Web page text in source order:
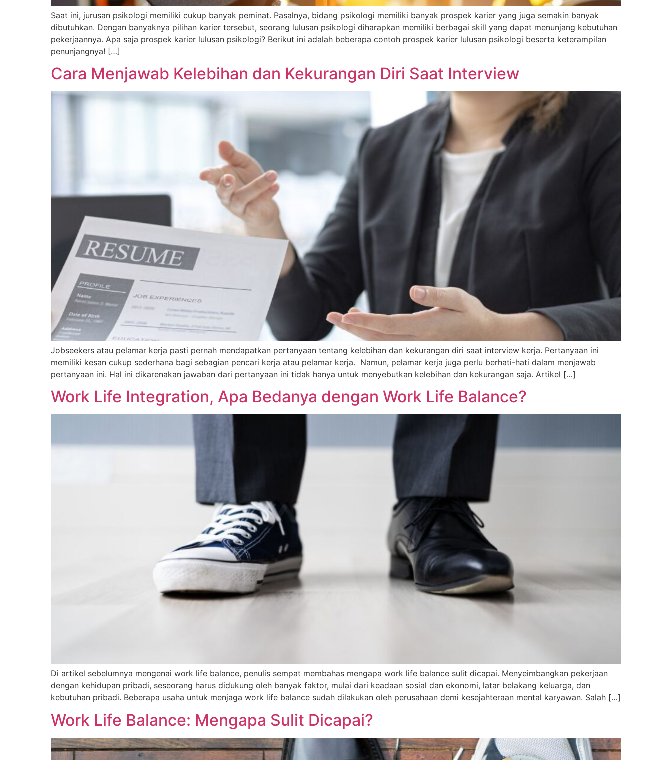
Saat ini, jurusan psikologi memiliki cukup banyak peminat. Pasalnya, bidang psikologi memiliki banyak prospek karier yang juga semakin banyak
dibutuhkan. Dengan banyaknya pilihan karier tersebut, seorang lulusan psikologi diharapkan memiliki berbagai skill yang dapat menunjang kebutuhan
pekerjaannya. Apa saja prospek karier lulusan psikologi? Berikut ini adalah beberapa contoh prospek karier lulusan psikologi beserta keterampilan
penunjangnya! […]
Cara Menjawab Kelebihan dan Kekurangan Diri Saat Interview
Jobseekers atau pelamar kerja pasti pernah mendapatkan pertanyaan tentang kelebihan dan kekurangan diri saat interview kerja. Pertanyaan ini
memiliki kesan cukup sederhana bagi sebagian pencari kerja atau pelamar kerja. Namun, pelamar kerja juga perlu berhati-hati dalam menjawab
pertanyaan ini. Hal ini dikarenakan jawaban dari pertanyaan ini tidak hanya untuk menyebutkan kelebihan dan kekurangan saja. Artikel […]
Work Life Integration, Apa Bedanya dengan Work Life Balance?
Di artikel sebelumnya mengenai work life balance, penulis sempat membahas mengapa work life balance sulit dicapai. Menyeimbangkan pekerjaan
dengan kehidupan pribadi, seseorang harus didukung oleh banyak faktor, mulai dari keadaan sosial dan ekonomi, latar belakang keluarga, dan
kebutuhan pribadi. Beberapa usaha untuk menjaga work life balance sudah dilakukan oleh perusahaan demi kesejahteraan mental karyawan. Salah […]
Work Life Balance: Mengapa Sulit Dicapai?